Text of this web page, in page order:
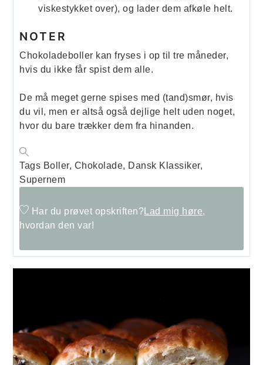
viskestykket over), og lader dem afkøle helt.
NOTER
Chokoladeboller kan fryses i op til tre måneder,
hvis du ikke får spist dem alle.
De må meget gerne spises med (tand)smør, hvis
du vil, men er altså også dejlige helt uden noget,
hvor du bare trækker dem fra hinanden.
Tags Boller, Chokolade, Dansk Klassiker,
Supernem
Har du prøvet opskriften? Lad mig høre,
hvordan den var!